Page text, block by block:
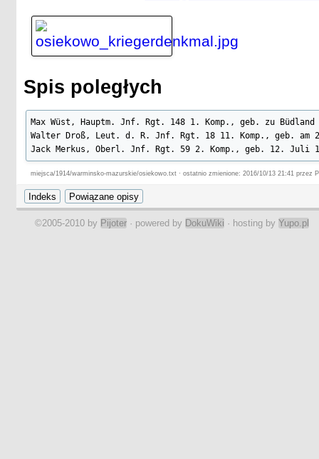
Spis poległych
Max Wüst, Hauptm. Jnf. Rgt. 148 1. Komp., geb. zu Büdland
Walter Droß, Leut. d. R. Jnf. Rgt. 18 11. Komp., geb. am
Jack Merkus, Oberl. Jnf. Rgt. 59 2. Komp., geb. 12. Juli
miejsca/1914/warminsko-mazurskie/osiekowo.txt · ostatnio zmienione: 2016/10/13 21:41 przez
©2005-2010 by Pijoter · powered by DokuWiki · hosting by Yupo.pl